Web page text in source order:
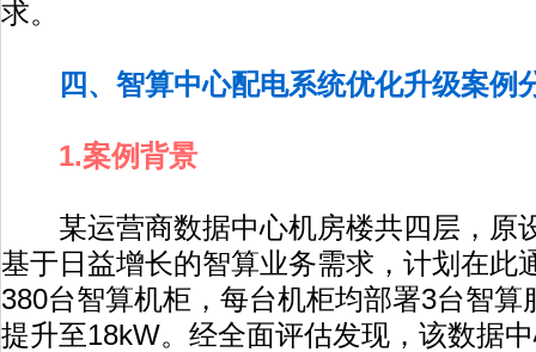
求。
四、智算中心配电系统优化升级案例
1.案例背景
某运营商数据中心机房楼共四层，原
基于日益增长的智算业务需求，计划在此
380台智算机柜，每台机柜均部署3台智
提升至18kW。经全面评估发现，该数据